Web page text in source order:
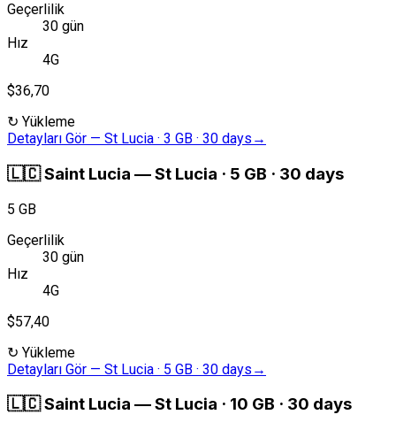
Geçerlilik
30 gün
Hız
4G
$36,70
↻ Yükleme
Detayları Gör — St Lucia · 3 GB · 30 days →
🇱🇨Saint Lucia —St Lucia · 5 GB · 30 days
5 GB
Geçerlilik
30 gün
Hız
4G
$57,40
↻ Yükleme
Detayları Gör — St Lucia · 5 GB · 30 days →
🇱🇨Saint Lucia —St Lucia · 10 GB · 30 days